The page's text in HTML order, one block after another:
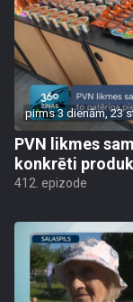
pirms 3 dienām, 23
PVN likmes
konkrēti
412. epizode